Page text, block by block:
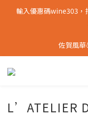
輸入優惠碼wine303，
佐賀風
L’ATELIER